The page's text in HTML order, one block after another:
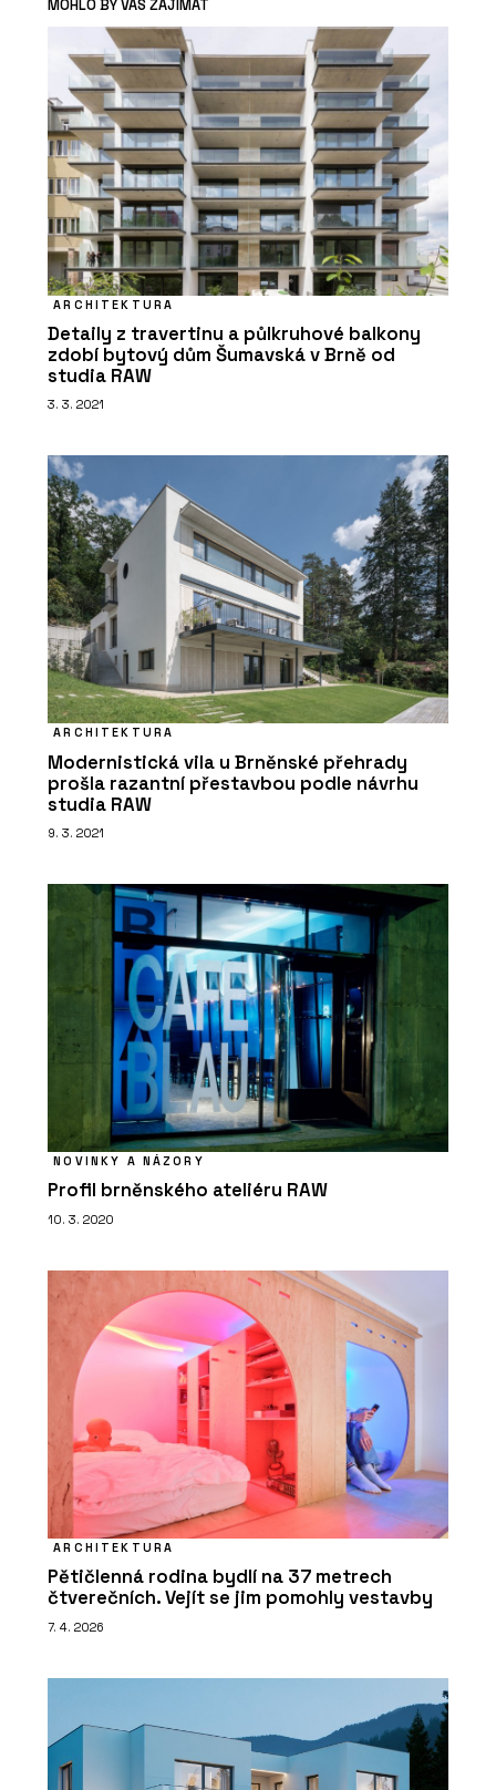
MOHLO BY VÁS ZAJÍMAT
ARCHITEKTURA
Detaily z travertinu a půlkruhové balkony
zdobí bytový dům Šumavská v Brně od
studia RAW
3. 3. 2021
ARCHITEKTURA
Modernistická vila u Brněnské přehrady
prošla razantní přestavbou podle návrhu
studia RAW
9. 3. 2021
NOVINKY A NÁZORY
Profil brněnského ateliéru RAW
10. 3. 2020
ARCHITEKTURA
Pětičlenná rodina bydlí na 37 metrech
čtverečních. Vejít se jim pomohly vestavby
7. 4. 2026